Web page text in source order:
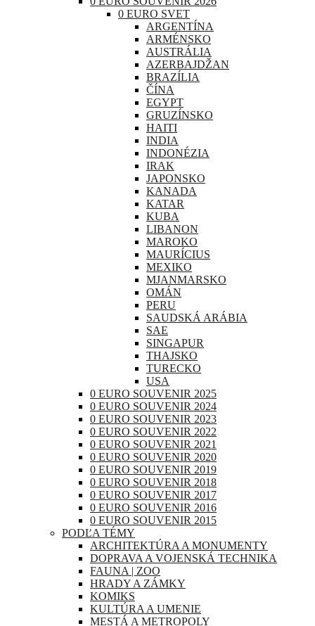
0 EURO SVET
ARGENTÍNA
ARMÉNSKO
AUSTRÁLIA
AZERBAJDŽAN
BRAZÍLIA
ČÍNA
EGYPT
GRUZÍNSKO
HAITI
INDIA
INDONÉZIA
IRAK
JAPONSKO
KANADA
KATAR
KUBA
LIBANON
MAROKO
MAURÍCIUS
MEXIKO
MJANMARSKO
OMÁN
PERU
SAUDSKÁ ARÁBIA
SAE
SINGAPUR
THAJSKO
TURECKO
USA
0 EURO SOUVENIR 2025
0 EURO SOUVENIR 2024
0 EURO SOUVENIR 2023
0 EURO SOUVENIR 2022
0 EURO SOUVENIR 2021
0 EURO SOUVENIR 2020
0 EURO SOUVENIR 2019
0 EURO SOUVENIR 2018
0 EURO SOUVENIR 2017
0 EURO SOUVENIR 2016
0 EURO SOUVENIR 2015
PODĽA TÉMY
ARCHITEKTÚRA A MONUMENTY
DOPRAVA A VOJENSKÁ TECHNIKA
FAUNA | ZOO
HRADY A ZÁMKY
KOMIKS
KULTÚRA A UMENIE
MESTÁ A METROPOLY